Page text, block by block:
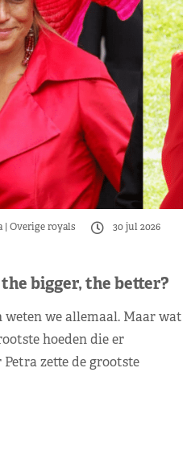
Overige royals
30 jul 2026
bigger, the better?
weten we allemaal. Maar wat
hoeden die er
zette de grootste